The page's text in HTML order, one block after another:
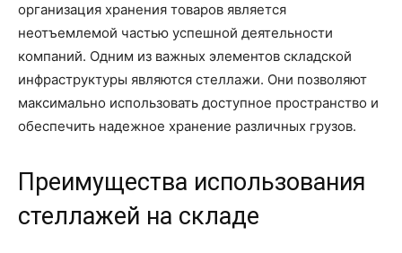
организация хранения товаров является
неотъемлемой частью успешной деятельности
компаний. Одним из важных элементов складской
инфраструктуры являются стеллажи. Они позволяют
максимально использовать доступное пространство и
обеспечить надежное хранение различных грузов.
Преимущества использования
стеллажей на складе